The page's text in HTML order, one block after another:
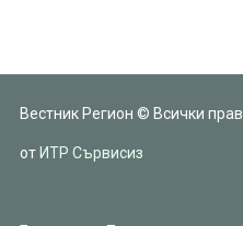
Вестник Регион © Всички
от ИТР Сървисиз